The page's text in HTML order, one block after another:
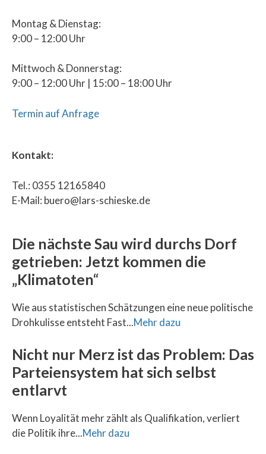
Montag & Dienstag:
9:00 – 12:00 Uhr
Mittwoch & Donnerstag:
9:00 – 12:00 Uhr | 15:00 – 18:00 Uhr
Termin auf Anfrage
Kontakt:
Tel.: 0355 12165840
E-Mail: buero@lars-schieske.de
Die nächste Sau wird durchs Dorf
getrieben: Jetzt kommen die
„Klimatoten“
Wie aus statistischen Schätzungen eine neue politische
Drohkulisse entsteht Fast...Mehr dazu
Nicht nur Merz ist das Problem: Das
Parteiensystem hat sich selbst
entlarvt
Wenn Loyalität mehr zählt als Qualifikation, verliert
die Politik ihre...Mehr dazu